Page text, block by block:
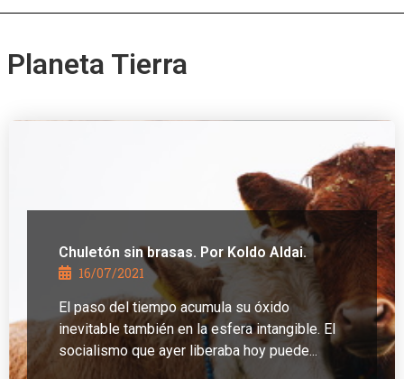
Planeta Tierra
Chuletón sin brasas. Por Koldo Aldai.
16/07/2021
El paso del tiempo acumula su óxido
inevitable también en la esfera intangible. El
socialismo que ayer liberaba hoy puede...